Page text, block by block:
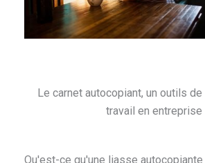
Le carnet autocopiant, un outils
travail en entreprise
Qu'est-ce qu'une liasse autocopiante